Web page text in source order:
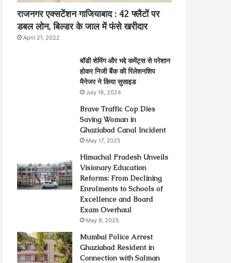
राजनगर एक्सटेंशन गाजियाबाद : 42 फ्लैटों पर
डबल लोन, बिल्डर के जाल में फंसे खरीदार
April 21, 2022
बॉडी शेमिंग और भद्दे कमेंट्स से परेशान
होकर निजी बैंक की रिलेशनशिप
मैनेजर ने किया सुसाइड
July 16, 2024
Brave Traffic Cop Dies
Saving Woman in
Ghaziabad Canal Incident
May 17, 2025
Himachal Pradesh Unveils
Visionary Education
Reforms: From Declining
Enrolments to Schools of
Excellence and Board
Exam Overhaul
May 9, 2025
Mumbai Police Arrest
Ghaziabad Resident in
Connection with Salman